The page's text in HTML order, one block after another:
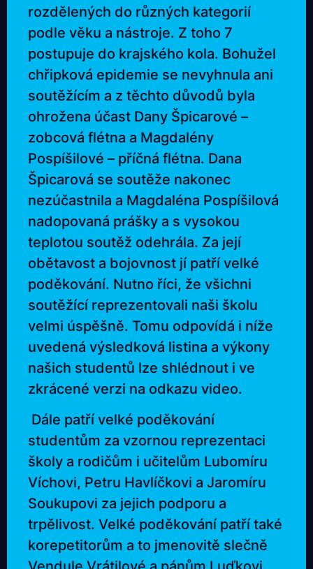
rozdělených do různých kategorií
podle věku a nástroje. Z toho 7
postupuje do krajského kola. Bohužel
chřipková epidemie se nevyhnula ani
soutěžícím a z těchto důvodů byla
ohrožena účast Dany Špicarové –
zobcová flétna a Magdalény
Pospíšilové – příčná flétna. Dana
Špicarová se soutěže nakonec
nezúčastnila a Magdaléna Pospíšilová
nadopovaná prášky a s vysokou
teplotou soutěž odehrála. Za její
obětavost a bojovnost jí patří velké
poděkování. Nutno říci, že všichni
soutěžící reprezentovali naši školu
velmi úspěšně. Tomu odpovídá i níže
uvedená výsledková listina a výkony
našich studentů lze shlédnout i ve
zkrácené verzi na odkazu video.
Dále patří velké poděkování
studentům za vzornou reprezentaci
školy a rodičům i učitelům Lubomíru
Víchovi, Petru Havlíčkovi a Jaromíru
Soukupovi za jejich podporu a
trpělivost. Velké poděkování patří také
korepetitorům a to jmenovitě slečně